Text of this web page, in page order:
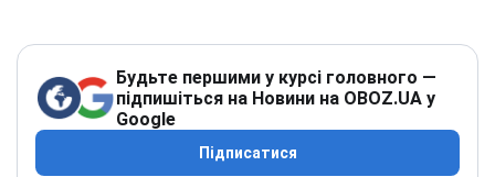
Будьте першими у курсі головного —
підпишіться на Новини на OBOZ.UA у
Google
Підписатися